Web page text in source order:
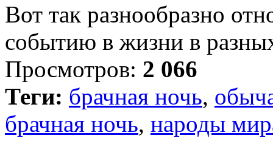
Вот так разнообразно
событию в жизни в
Просмотров: 2 066
Теги: брачная ночь,
брачная ночь, народы